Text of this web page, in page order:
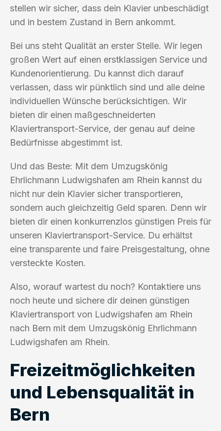
stellen wir sicher, dass dein Klavier unbeschädigt
und in bestem Zustand in Bern ankommt.
Bei uns steht Qualität an erster Stelle. Wir legen
großen Wert auf einen erstklassigen Service und
Kundenorientierung. Du kannst dich darauf
verlassen, dass wir pünktlich sind und alle deine
individuellen Wünsche berücksichtigen. Wir
bieten dir einen maßgeschneiderten
Klaviertransport-Service, der genau auf deine
Bedürfnisse abgestimmt ist.
Und das Beste: Mit dem Umzugskönig
Ehrlichmann Ludwigshafen am Rhein kannst du
nicht nur dein Klavier sicher transportieren,
sondern auch gleichzeitig Geld sparen. Denn wir
bieten dir einen konkurrenzlos günstigen Preis für
unseren Klaviertransport-Service. Du erhältst
eine transparente und faire Preisgestaltung, ohne
versteckte Kosten.
Also, worauf wartest du noch? Kontaktiere uns
noch heute und sichere dir deinen günstigen
Klaviertransport von Ludwigshafen am Rhein
nach Bern mit dem Umzugskönig Ehrlichmann
Ludwigshafen am Rhein.
Freizeitmöglichkeiten
und Lebensqualität in
Bern